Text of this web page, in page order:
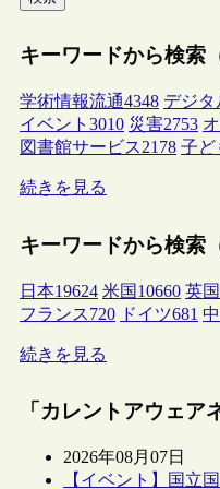
キーワードから検索
学術情報流通4348 デジタ
イベント 3010 災害2753
図書館サービス2178 子ど
続きを見る
キーワードから検索
日本19624 米国 10660 英国
フランス720 ドイツ681
続きを見る
「カレントアウェア
2026年08月07日
【イベント】国立